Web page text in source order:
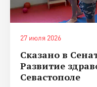
27 июля 2026
Сказано в
Развитие
Севастополе